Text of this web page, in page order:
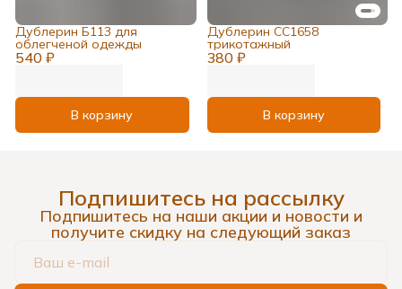
540 ₽
Дублерин Б113 для
облегченой одежды
В корзину
380 ₽
Дублерин СС1658
трикотажный
В корзину
Подпишитесь на рассылку
Подпишитесь на наши акции и новости и
получите скидку на следующий заказ